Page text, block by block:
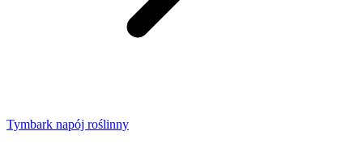
Tymbark napój roślinny